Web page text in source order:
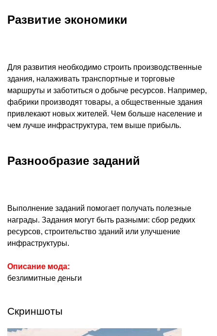
Развитие экономики
Для развития необходимо строить производственные
здания, налаживать транспортные и торговые
маршруты и заботиться о добыче ресурсов. Например,
фабрики производят товары, а общественные здания
привлекают новых жителей. Чем больше население и
чем лучше инфраструктура, тем выше прибыль.
Разнообразие заданий
Выполнение заданий помогает получать полезные
награды. Задания могут быть разными: сбор редких
ресурсов, строительство зданий или улучшение
инфраструктуры.
Описание мода:
безлимитные деньги
Скриншоты